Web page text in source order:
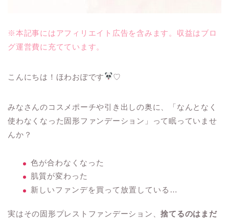
※本記事にはアフィリエイト広告を含みます。収益はブロ
グ運営費に充てています。
こんにちは！ほわおぽです ♡
みなさんのコスメポーチや引き出しの奥に、「なんとなく
使わなくなった固形ファンデーション」って眠っていませ
んか？
色が合わなくなった
肌質が変わった
新しいファンデを買って放置している…
実はその固形プレストファンデーション、捨てるのはまだ